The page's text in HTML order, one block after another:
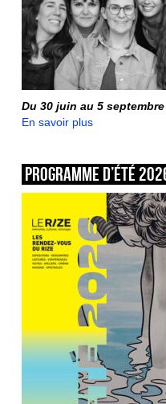
Du 30 juin au 5 septembre
En savoir plus
Programme d’été